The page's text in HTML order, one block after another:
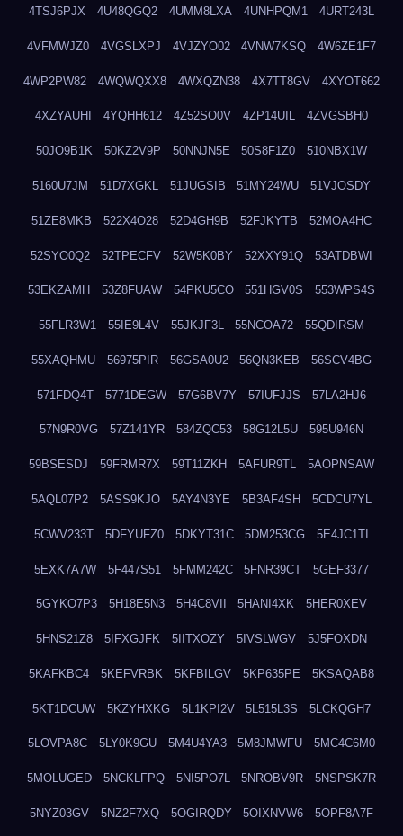
4TSJ6PJX 4U48QGQ2 4UMM8LXA 4UNHPQM1 4URT243L
4VFMWJZ0 4VGSLXPJ 4VJZYO02 4VNW7KSQ 4W6ZE1F7
4WP2PW82 4WQWQXX8 4WXQZN38 4X7TT8GV 4XYOT662
4XZYAUHI 4YQHH612 4Z52SO0V 4ZP14UIL 4ZVGSBH0
50JO9B1K 50KZ2V9P 50NNJN5E 50S8F1Z0 510NBX1W
5160U7JM 51D7XGKL 51JUGSIB 51MY24WU 51VJOSDY
51ZE8MKB 522X4O28 52D4GH9B 52FJKYTB 52MOA4HC
52SYO0Q2 52TPECFV 52W5K0BY 52XXY91Q 53ATDBWI
53EKZAMH 53Z8FUAW 54PKU5CO 551HGV0S 553WPS4S
55FLR3W1 55IE9L4V 55JKJF3L 55NCOA72 55QDIRSM
55XAQHMU 56975PIR 56GSA0U2 56QN3KEB 56SCV4BG
571FDQ4T 5771DEGW 57G6BV7Y 57IUFJJS 57LA2HJ6
57N9R0VG 57Z141YR 584ZQC53 58G12L5U 595U946N
59BSESDJ 59FRMR7X 59T11ZKH 5AFUR9TL 5AOPNSAW
5AQL07P2 5ASS9KJO 5AY4N3YE 5B3AF4SH 5CDCU7YL
5CWV233T 5DFYUFZ0 5DKYT31C 5DM253CG 5E4JC1TI
5EXK7A7W 5F447S51 5FMM242C 5FNR39CT 5GEF3377
5GYKO7P3 5H18E5N3 5H4C8VII 5HANI4XK 5HER0XEV
5HNS21Z8 5IFXGJFK 5IITXOZY 5IVSLWGV 5J5FOXDN
5KAFKBC4 5KEFVRBK 5KFBILGV 5KP635PE 5KSAQAB8
5KT1DCUW 5KZYHXKG 5L1KPI2V 5L515L3S 5LCKQGH7
5LOVPA8C 5LY0K9GU 5M4U4YA3 5M8JMWFU 5MC4C6M0
5MOLUGED 5NCKLFPQ 5NI5PO7L 5NROBV9R 5NSPSK7R
5NYZ03GV 5NZ2F7XQ 5OGIRQDY 5OIXNVW6 5OPF8A7F